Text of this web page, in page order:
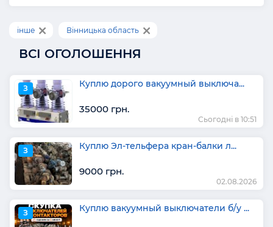
інше Вінницька область
ВСІ ОГОЛОШЕННЯ
З Куплю дорого вакуумный выключа...
35000 грн.
Сьогодні в 10:51
З Куплю Эл-тельфера кран-балки л...
9000 грн.
02.08.2026
З Куплю вакуумный выключатели б/у ...